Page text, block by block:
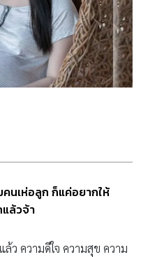
นเห่อลูก ก็แค่อยากให้
แล้วจ้า
ล้ว ความดีใจ ความสุข ความ